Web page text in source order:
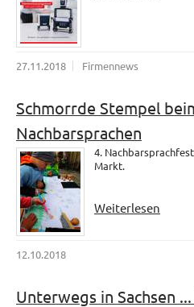
27.11.2018 Firmennews
Schmorrde Stempel
Nachbarsprachen
4.
Markt.
Weiterlesen
12.10.2018
Unterwegs in Sachsen